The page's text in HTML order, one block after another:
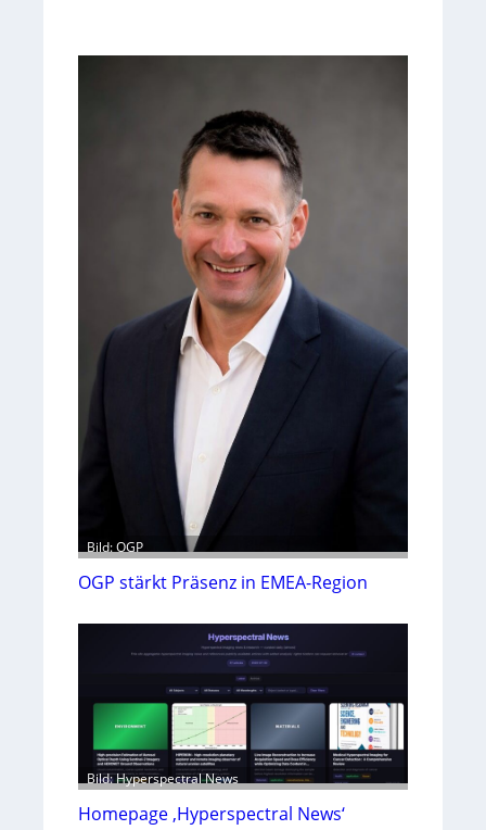
Bild: OGP
OGP stärkt Präsenz in EMEA-Region
Bild: Hyperspectral News
Homepage ‚Hyperspectral News‘